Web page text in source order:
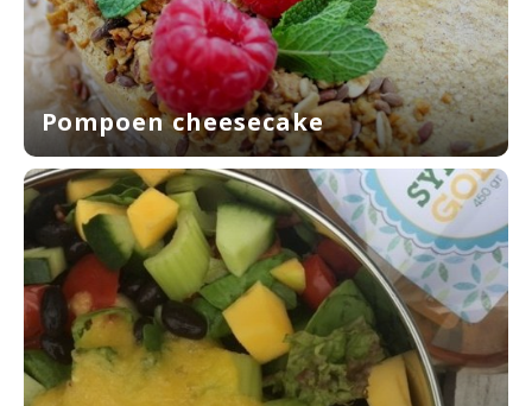
Pompoen cheesecake